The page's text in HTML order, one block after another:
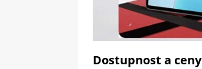
Dostupnost a ceny